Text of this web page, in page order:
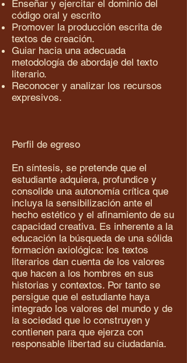
Enseñar y ejercitar el dominio del
código oral y escrito
Promover la producción escrita de
textos de creación.
Guiar hacia una adecuada
metodología de abordaje del texto
literario.
Reconocer y analizar los recursos
expresivos.
Perfil de egreso
En síntesis, se pretende que el
estudiante adquiera, profundice y
consolide una autonomía crítica que
incluya la sensibilización ante el
hecho estético y el afinamiento de su
capacidad creativa. Es inherente a la
educación la búsqueda de una sólida
formación axiológica: los textos
literarios dan cuenta de los valores
que hacen a los hombres en sus
historias y contextos. Por tanto se
persigue que el estudiante haya
integrado los valores del mundo y de
la sociedad que lo construyen y
contienen para que ejerza con
responsable libertad su ciudadanía.